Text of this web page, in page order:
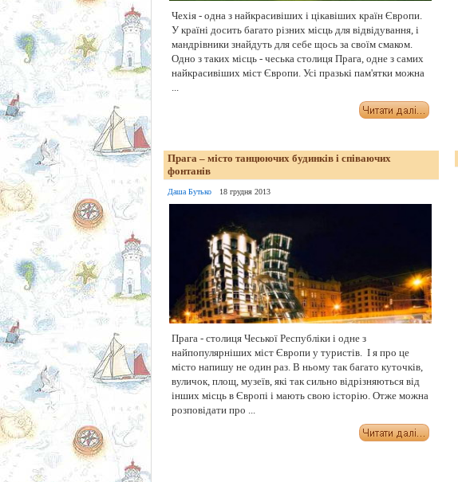
Чехія - одна з найкрасивіших і цікавіших країн Європи.
У країні досить багато різних місць для відвідування, і
мандрівники знайдуть для себе щось за своїм смаком.
Одно з таких місць - чеська столиця Прага, одне з самих
найкрасивіших міст Європи. Усі празькі пам'ятки можна
...
Прага – місто танцюючих будинків і співаючих
фонтанів
Даша Бутько 18 грудня 2013
Прага - столиця Чеської Республіки і одне з
найпопулярніших міст Європи у туристів. І я про це
місто напишу не один раз. В ньому так багато куточків,
вуличок, площ, музеїв, які так сильно відрізняються від
інших місць в Європі і мають свою історію. Отже можна
розповідати про ...